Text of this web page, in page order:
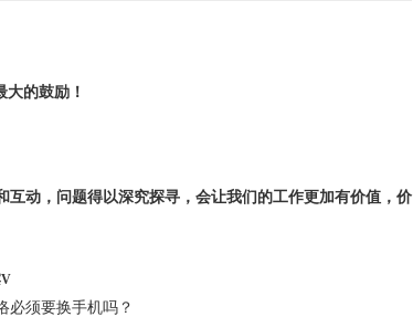
的鼓励！
动，问题得以深究探寻，会让我们的工作更加有价值，价